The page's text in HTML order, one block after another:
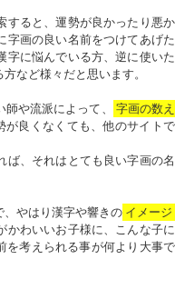
すると、運勢が良かったり悪か
字画の良い名前をつけてあげた
字に悩んでいる方、逆に使いた
など様々だと思います。
や流派によって、
字画の数え
が良くなくても、他のサイトで
ば、それはとても良い字画の名
、やはり漢字や響きの イメージ
かわいいお子様に、こんな子に
を考えられる事が何より大事で